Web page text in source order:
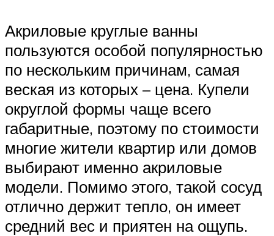
Акриловые круглые ванны
пользуются особой популярностью
по нескольким причинам, самая
веская из которых – цена. Купели
округлой формы чаще всего
габаритные, поэтому по стоимости
многие жители квартир или домов
выбирают именно акриловые
модели. Помимо этого, такой сосуд
отлично держит тепло, он имеет
средний вес и приятен на ощупь.